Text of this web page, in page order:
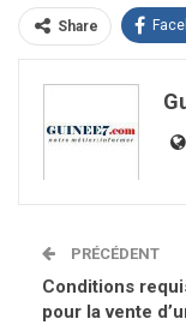
Share
PRÉCÉDENT
Conditions
pour la vente